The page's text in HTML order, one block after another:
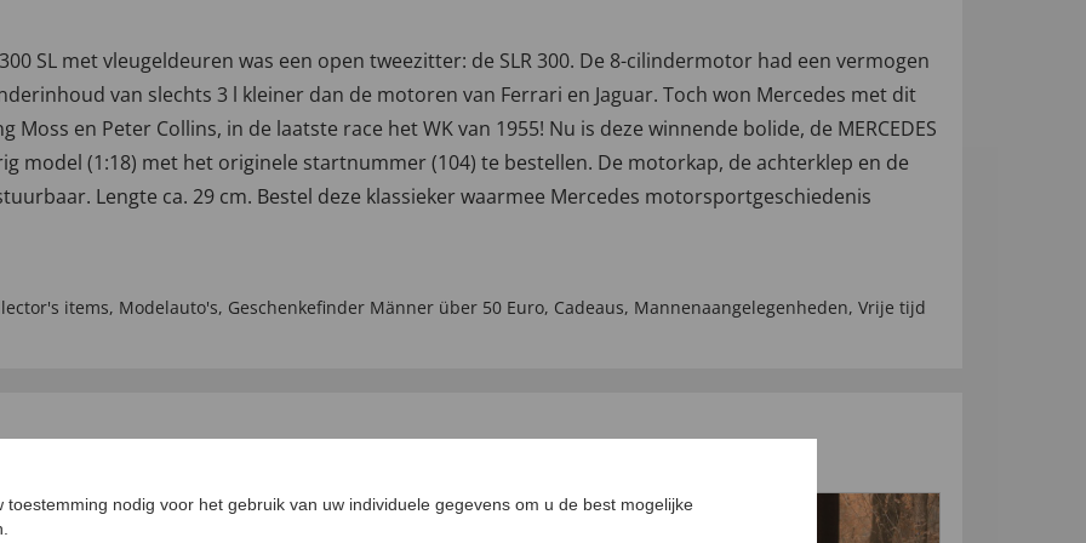
SL met vleugeldeuren was een open tweezitter: de SLR 300. De 8-cilindermotor had een vermogen
van slechts 3 l kleiner dan de motoren van Ferrari en Jaguar. Toch won Mercedes met dit
en Peter Collins, in de laatste race het WK van 1955! Nu is deze winnende bolide, de MERCEDES
model (1:18) met het originele startnummer (104) te bestellen. De motorkap, de achterklep en de
Lengte ca. 29 cm. Bestel deze klassieker waarmee Mercedes motorsportgeschiedenis
items, Modelauto's, Geschenkefinder Männer über 50 Euro, Cadeaus, Mannenaangelegenheden, Vrije tijd
VOOR U
nodig voor het gebruik van uw individuele gegevens om u de best mogelijke